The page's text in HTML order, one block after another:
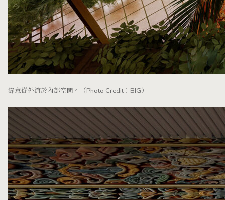
綠意從外流於內部空間。（Photo Credit：BIG）